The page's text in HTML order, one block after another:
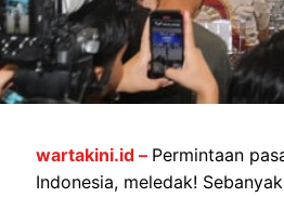
wartakini.id – Permintaan
Indonesia, meledak!